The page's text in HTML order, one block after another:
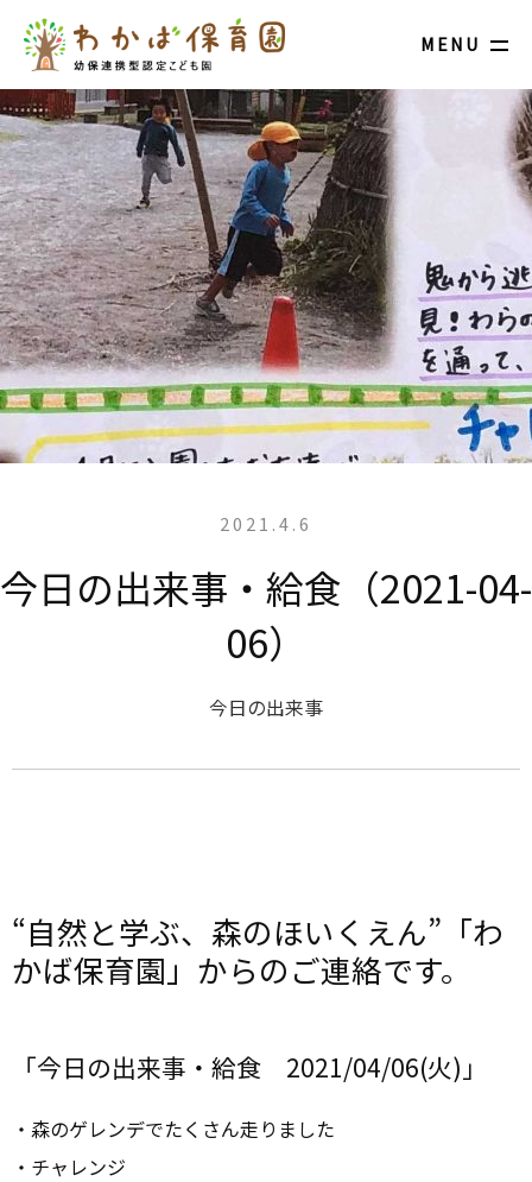
MENU
2021.4.6
今日の出来事・給食（2021-04-
06）
今日の出来事
“自然と学ぶ、森のほいくえん”「わ
かば保育園」からのご連絡です。
「今日の出来事・給食 2021/04/06(火)」
・森のゲレンデでたくさん走りました
・チャレンジ